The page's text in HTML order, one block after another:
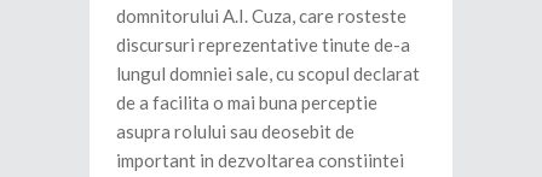
domnitorului A.I. Cuza, care rosteste
discursuri reprezentative tinute de-a
lungul domniei sale, cu scopul declarat
de a facilita o mai buna perceptie
asupra rolului sau deosebit de
important in dezvoltarea constiintei